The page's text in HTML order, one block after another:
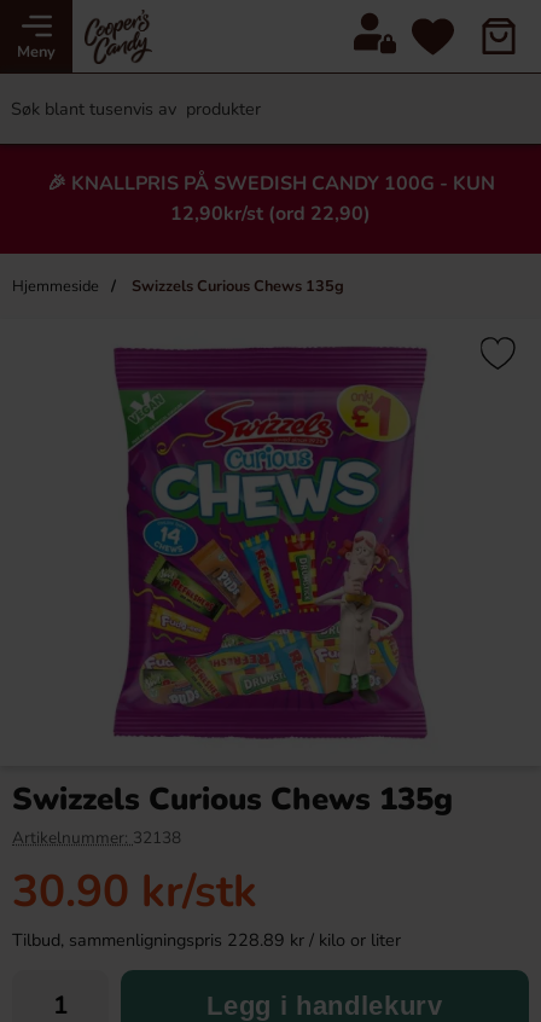
Meny
🎉 KNALLPRIS PÅ SWEDISH CANDY 100G - KUN
12,90kr/st (ord 22,90)
Hjemmeside Swizzels Curious Chews 135g
×
Köp
18.89 kr
Swizzels Curious Chews 135g
Artikelnummer: 32138
30.90 kr/stk
Tilbud, sammenligningspris 228.89 kr / kilo or liter
Legg i handlekurv